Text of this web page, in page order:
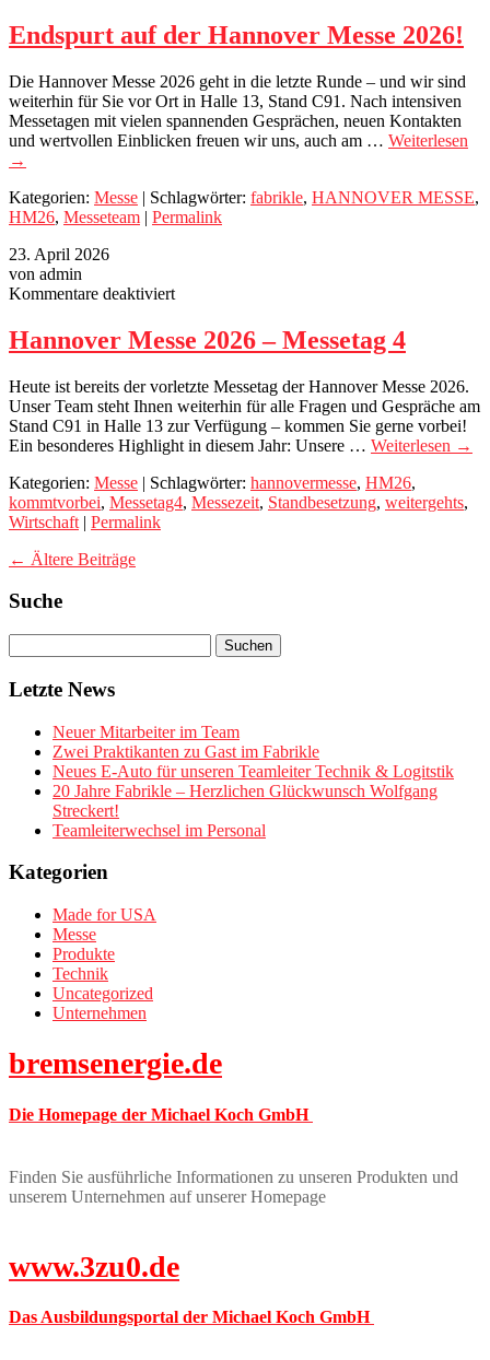
auf
der
Messe
2026!
Endspurt auf der Hannover Messe 2026!
Die Hannover Messe 2026 geht in die letzte Runde – und wir sind
weiterhin für Sie vor Ort in Halle 13, Stand C91. Nach intensiven
Messetagen mit vielen spannenden Gesprächen, neuen Kontakten
und wertvollen Einblicken freuen wir uns, auch am … Weiterlesen
→
Kategorien: Messe | Schlagwörter: fabrikle, HANNOVER MESSE,
HM26, Messeteam | Permalink
23. April 2026
von admin
Kommentare deaktiviertfür
Messe
2026
Messetag
4
Hannover Messe 2026 – Messetag 4
Heute ist bereits der vorletzte Messetag der Hannover Messe 2026.
Unser Team steht Ihnen weiterhin für alle Fragen und Gespräche am
Stand C91 in Halle 13 zur Verfügung – kommen Sie gerne vorbei!
Ein besonderes Highlight in diesem Jahr: Unsere … Weiterlesen →
Kategorien: Messe | Schlagwörter: hannovermesse, HM26,
kommtvorbei, Messetag4, Messezeit, Standbesetzung, weitergehts,
Wirtschaft | Permalink
← Ältere Beiträge
Suche
Letzte News
Neuer Mitarbeiter im Team
Zwei Praktikanten zu Gast im Fabrikle
Neues E-Auto für unseren Teamleiter Technik & Logitstik
20 Jahre Fabrikle – Herzlichen Glückwunsch Wolfgang
Streckert!
Teamleiterwechsel im Personal
Kategorien
Made for USA
Messe
Produkte
Technik
Uncategorized
Unternehmen
bremsenergie.de
Die Homepage der Michael Koch GmbH
Finden Sie ausführliche Informationen zu unseren Produkten und
unserem Unternehmen auf unserer Homepage
www.3zu0.de
Das Ausbildungsportal der Michael Koch GmbH